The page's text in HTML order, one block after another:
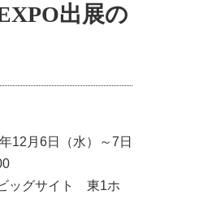
出展の
12月6日（水）～7日
ッグサイト 東1ホ